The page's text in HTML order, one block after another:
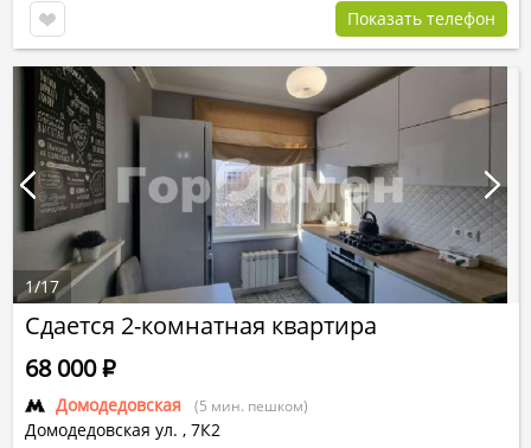
Показать телефон
Сдается 2-комнатная квартира
Домодедовская (5 мин. пешком)
Домодедовская ул. , 7К2
68 000Р
1/17